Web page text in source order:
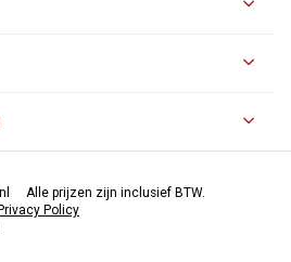
Alle prijzen zijn inclusief BTW.
Privacy Policy